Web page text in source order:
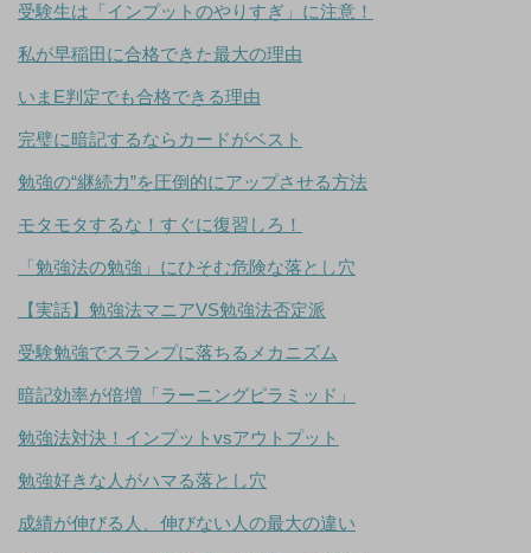
受験生は「インプットのやりすぎ」に注意！
私が早稲田に合格できた最大の理由
いまE判定でも合格できる理由
完璧に暗記するならカードがベスト
勉強の“継続力”を圧倒的にアップさせる方法
モタモタするな！すぐに復習しろ！
「勉強法の勉強」にひそむ危険な落とし穴
【実話】勉強法マニアVS勉強法否定派
受験勉強でスランプに落ちるメカニズム
暗記効率が倍増「ラーニングピラミッド」
勉強法対決！インプットvsアウトプット
勉強好きな人がハマる落とし穴
成績が伸びる人、伸びない人の最大の違い